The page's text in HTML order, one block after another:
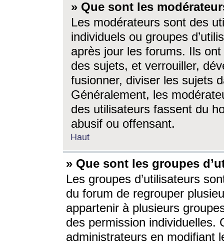
» Que sont les
Les modérateurs sont des
individuels ou groupes
après jour les forums. Ils ont
des sujets, et verrouiller,
fusionner, diviser les sujets
Généralement, les
des utilisateurs fassent du
abusif ou offensant.
Haut
» Que sont les groupes
Les groupes d’utilisateurs
du forum de regrouper
appartenir à plusieurs
des permission individuelles.
administrateurs en modifiant